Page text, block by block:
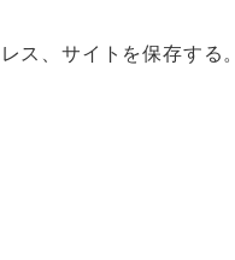
ス、サイトを保存する。